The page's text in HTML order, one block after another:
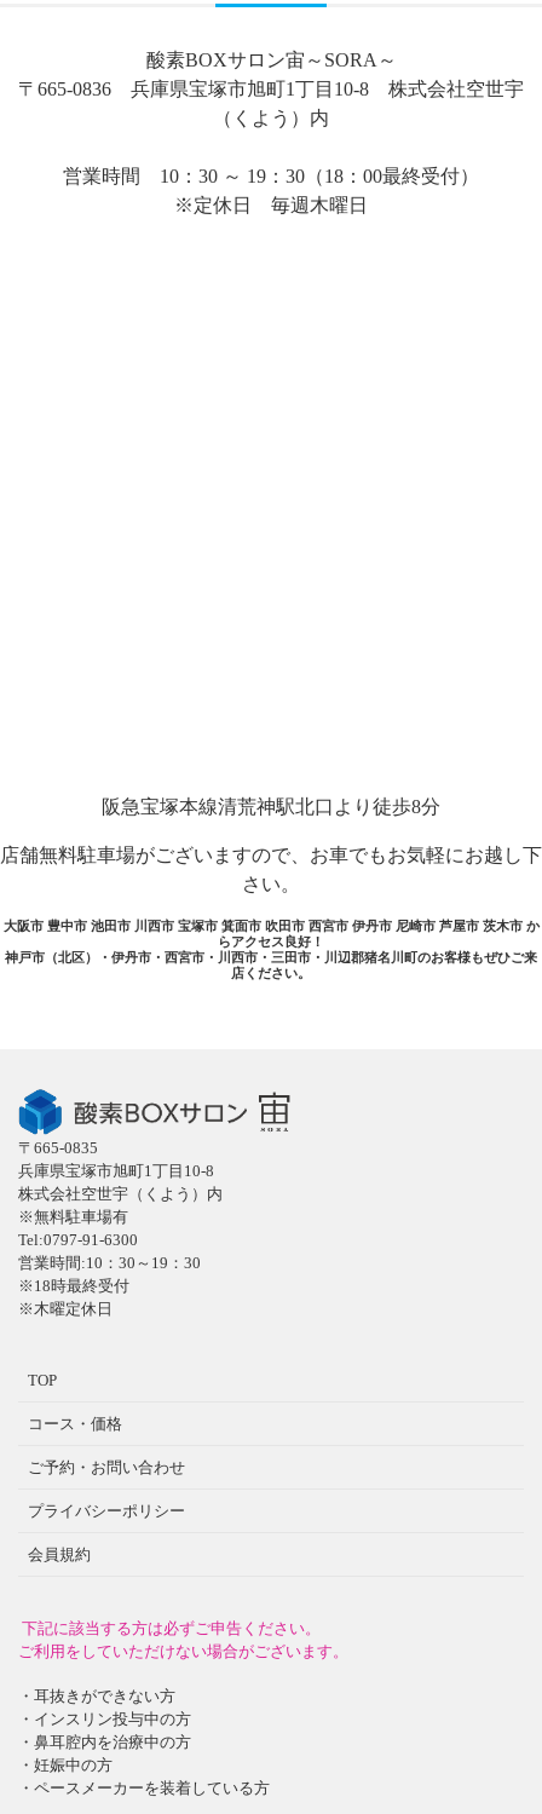
酸素BOXサロン宙～SORA～
〒665-0836 兵庫県宝塚市旭町1丁目10-8 株式会社空世宇
（くよう）内
営業時間 10：30 ～ 19：30（18：00最終受付）
※定休日 毎週木曜日
阪急宝塚本線清荒神駅北口より徒歩8分
店舗無料駐車場がございますので、お車でもお気軽にお越し下
さい。
大阪市 豊中市 池田市 川西市 宝塚市 箕面市 吹田市 西宮市 伊丹市 尼崎市 芦屋市 茨木市 か
らアクセス良好！
神戸市（北区）・伊丹市・西宮市・川西市・三田市・川辺郡猪名川町のお客様もぜひご来
店ください。
〒665-0835
兵庫県宝塚市旭町1丁目10-8
株式会社空世宇（くよう）内
※無料駐車場有
Tel:0797-91-6300
営業時間:10：30～19：30
※18時最終受付
※木曜定休日
TOP
コース・価格
ご予約・お問い合わせ
プライバシーポリシー
会員規約
下記に該当する方は必ずご申告ください。
ご利用をしていただけない場合がございます。
・耳抜きができない方
・インスリン投与中の方
・鼻耳腔内を治療中の方
・妊娠中の方
・ペースメーカーを装着している方